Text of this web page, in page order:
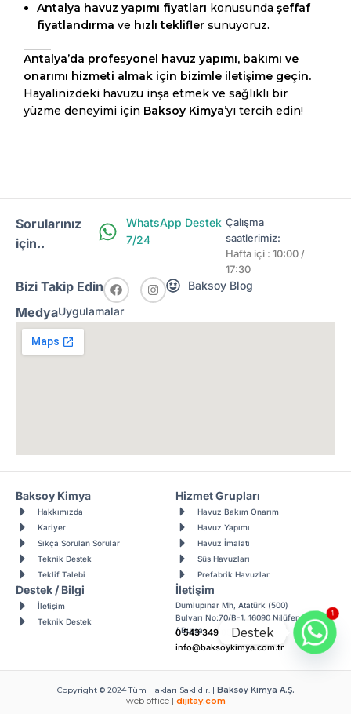
Antalya havuz yapımı fiyatları konusunda şeffaf
fiyatlandırma ve hızlı teklifler sunuyoruz.
Antalya’da profesyonel havuz yapımı, bakımı ve
onarımı hizmeti almak için bizimle iletişime geçin.
Hayalinizdeki havuzu inşa etmek ve sağlıklı bir
yüzme deneyimi için Baksoy Kimya’yı tercih edin!
Sorularınız
için..
WhatsApp Destek
7/24
Çalışma
saatlerimiz:
Hafta içi : 10:00 /
17:30
Bizi Takip Edin Baksoy Blog
MedyaUygulamalar
Baksoy Kimya
Hakkımızda
Kariyer
Sıkça Sorulan Sorular
Teknik Destek
Teklif Talebi
Hizmet Grupları
Havuz Bakım Onarım
Havuz Yapımı
Havuz İmalatı
Süs Havuzları
Prefabrik Havuzlar
Destek / Bilgi
İletişim
Teknik Destek
İletişim
Dumlupınar Mh, Atatürk (500)
Bulvarı No:70/B-1, 16090 Ni̇lüfer
/ Bursa
0 543 349 0528
info@baksoykimya.com.tr
Copyright © 2024 Tüm Hakları Saklıdır. | Baksoy Kimya A.Ş.
web office | dijitay.com
1
Destek